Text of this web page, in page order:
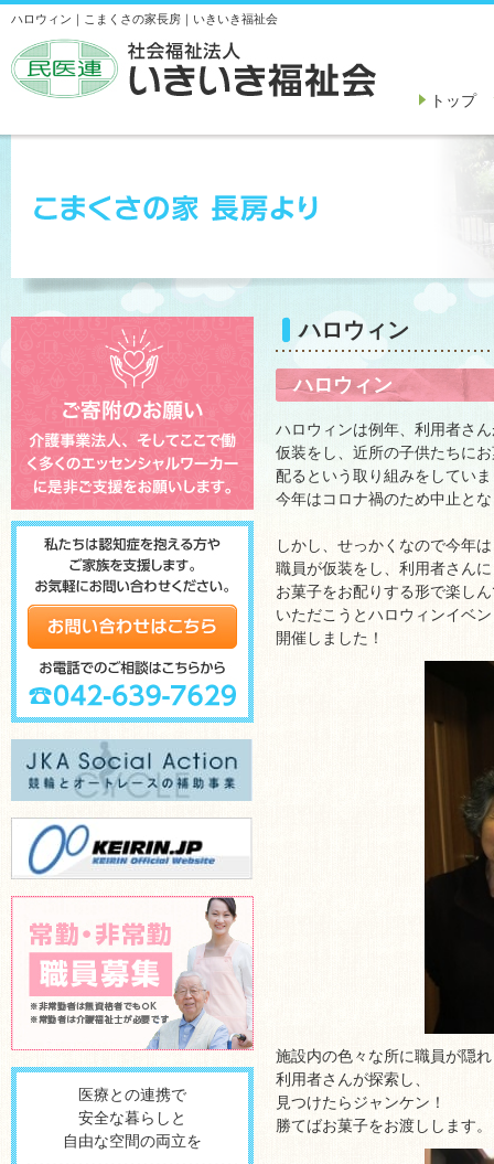
ハロウィン｜こまくさの家長房｜いきいき福祉会
トップ
ハロウィン
ハロウィン
ハロウィンは例年、利用者さ
仮装をし、近所の子供たちに
配るという取り組みをしてい
今年はコロナ禍のため中止と
しかし、せっかくなので今年は
職員が仮装をし、利用者さんに
お菓子をお配りする形で楽し
いただこうとハロウィンイベ
開催しました！
施設内の色々な所に職員が隠れ
利用者さんが探索し、
見つけたらジャンケン！
勝てばお菓子をお渡しします。
医療との連携で
安全な暮らしと
自由な空間の両立を